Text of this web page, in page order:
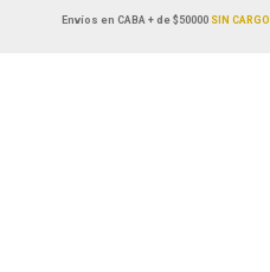
Envíos en CABA + de $50000SIN CARGO